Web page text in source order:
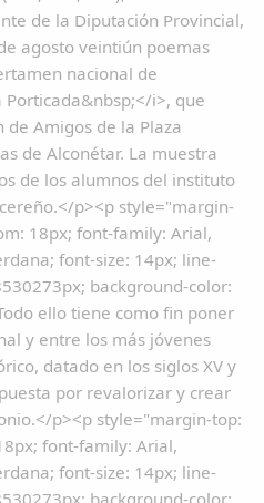
de la Diputación Provincial,
agosto veintiún poemas
nacional de
Porticada&nbsp;</i>, que
de Amigos de la Plaza
de Alconétar. La muestra
de los alumnos del instituto
p><p style="margin-
18px; font-family: Arial,
font-size: 14px; line-
background-color:
ello tiene como fin poner
y entre los más jóvenes
datado en los siglos XV y
por revalorizar y crear
p><p style="margin-top:
font-family: Arial,
font-size: 14px; line-
background-color: